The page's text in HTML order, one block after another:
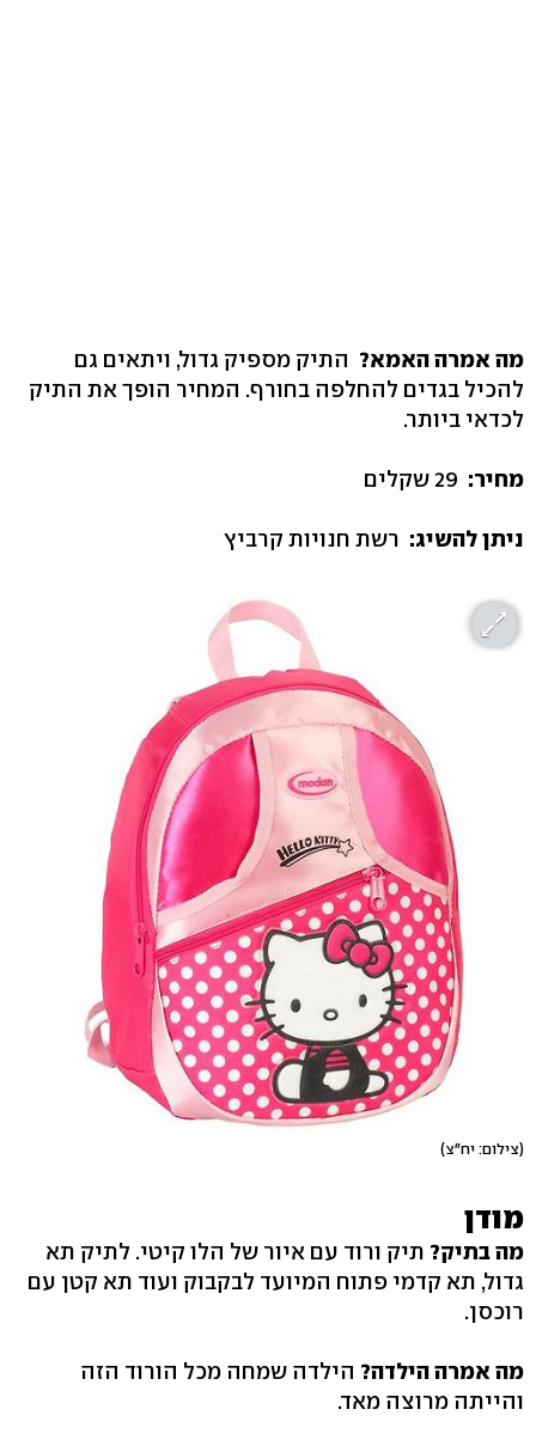
מה אמרה האמא? התיק מספיק גדול, ויתאים גם
להכיל בגדים להחלפה בחורף. המחיר הופך את התיק
לכדאי ביותר.
מחיר:
ניתן להשיג: רשת חנויות קרביץ
(צילום: יח"צ)
מודן
מה בתיק? תיק ורוד עם איור של הלו קיטי. לתיק תא
גדול, תא קדמי פתוח המיועד לבקבוק ועוד תא קטן עם
רוכסן.
מה אמרה הילדה? הילדה שמחה מכל הורוד הזה
והייתה מרוצה מאד.